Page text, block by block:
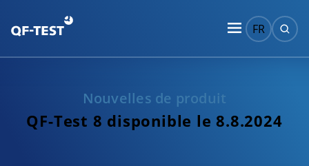
FR
Nouvelles de produit
QF-Test 8 disponible le 8.8.2024